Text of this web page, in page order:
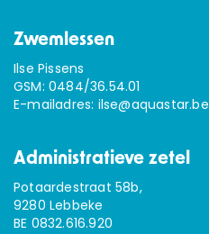
Zwemlessen
Ilse Pissens
GSM: 0484/36.54.01
E-mailadres: ilse@aquastar.be
Administratieve zetel
Potaardestraat 58b,
9280 Lebbeke
BE 0832.616.920